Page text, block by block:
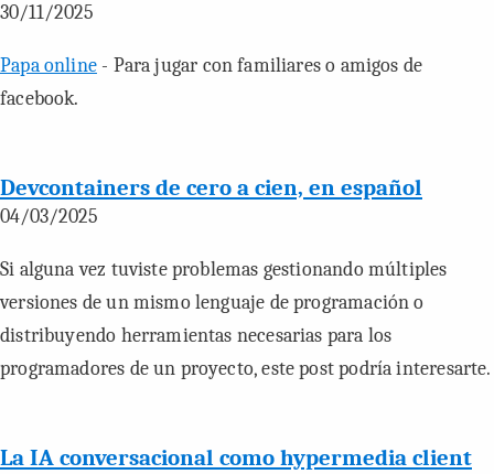
30/11/2025
Papa online- Para jugar con familiares o amigos de
facebook.
Devcontainers de cero a cien, en español
04/03/2025
Si alguna vez tuviste problemas gestionando múltiples
versiones de un mismo lenguaje de programación o
distribuyendo herramientas necesarias para los
programadores de un proyecto, este post podría interesarte.
La IA conversacional como hypermedia client